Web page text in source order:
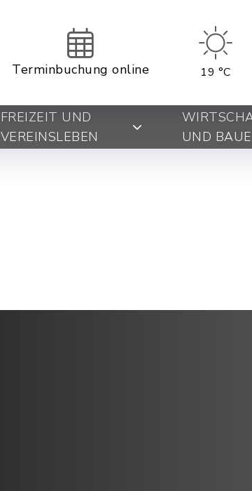
Terminbuchung online 19 °C
FREIZEIT UND
VEREINSLEBEN
UND